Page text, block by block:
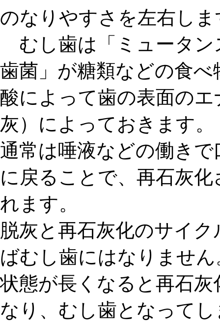
のなりやすさを左右しま
むし歯は「ミュータン
歯菌」が糖類などの食
酸によって歯の表面の
灰） によっておきます。
通常は唾液などの働き
に戻ることで、 再石灰化
れます。
脱灰と再石灰化のサイ
ばむし歯にはなりませ
状態が長くなると再石
なり、むし歯となって